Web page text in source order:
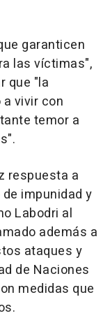
garanticen
las víctimas",
que "la
vivir con
temor a
respuesta a
impunidad y
Labodri al
además a
ataques y
de Naciones
medidas que